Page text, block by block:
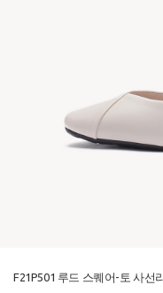
F21P501 루드 스퀘어-토 사선